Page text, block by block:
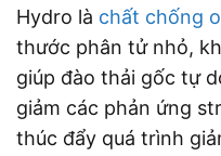
Hydro là chất chống
thước phân tử nhỏ,
giúp đào thải gốc tự
giảm các phản ứng
thúc đẩy quá trình